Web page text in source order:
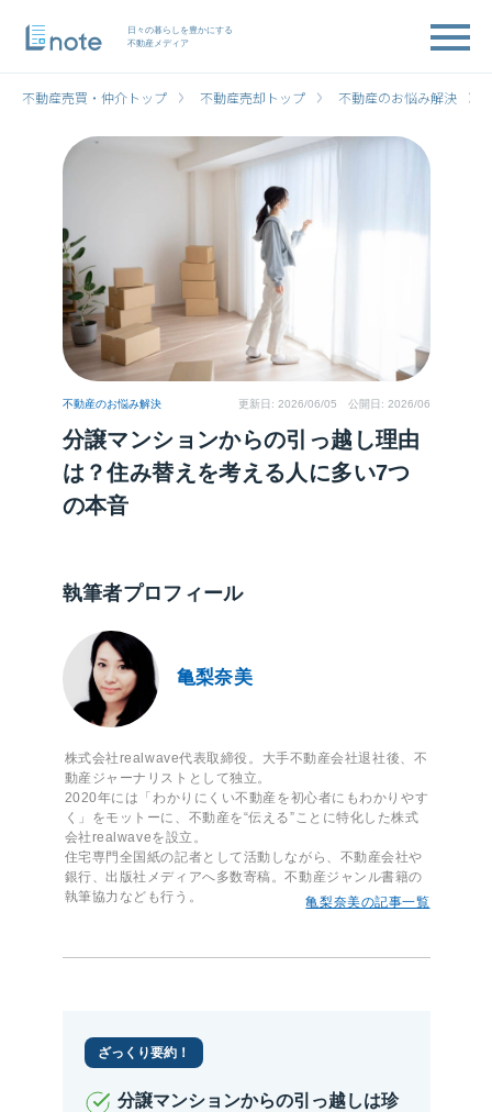
日々の暮らしを豊かにする
不動産メディア
不動産売買・仲介トップ 不動産売却トップ 不動産のお悩み解決
不動産のお悩み解決 更新日: 2026/06/05 公開日: 2026/06
分譲マンションからの引っ越し理由
は？住み替えを考える人に多い7つ
の本音
執筆者プロフィール
亀梨奈美
株式会社realwave代表取締役。大手不動産会社退社後、不
動産ジャーナリストとして独立。
2020年には「わかりにくい不動産を初心者にもわかりやす
く」をモットーに、不動産を“伝える”ことに特化した株式
会社realwaveを設立。
住宅専門全国紙の記者として活動しながら、不動産会社や
銀行、出版社メディアへ多数寄稿。不動産ジャンル書籍の
執筆協力なども行う。
亀梨奈美の記事一覧
ざっくり要約！
分譲マンションからの引っ越しは珍